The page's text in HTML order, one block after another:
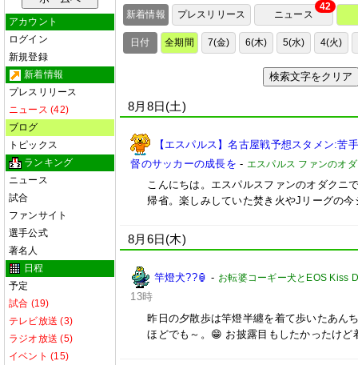
アカウント
ログイン
新規登録
新着情報
プレスリリース
ニュース (42)
ブログ
トピックス
ランキング
ニュース
試合
ファンサイト
選手公式
著名人
日程
予定
試合 (19)
テレビ放送 (3)
ラジオ放送 (5)
イベント (15)
新着情報 プレスリリース
42
ニュース
日付 全期間 7(金) 6(木) 5(水) 4(火)
検索文字をクリア
8月8日(土)
【エスパルス】名古屋戦予想スタメン:苦
督のサッカーの成長を - エスパルス ファンのオ
こんにちは。エスパルスファンのオダクニ
帰省。楽しみしていた焚き火やJリーグの
8月6日(木)
竿燈犬??🏮 - お転婆コーギー犬とEOS Kiss
13時
昨日の夕散歩は竿燈半纏を着て歩いたあん
ほどでも～。😁 お披露目もしたかったけど